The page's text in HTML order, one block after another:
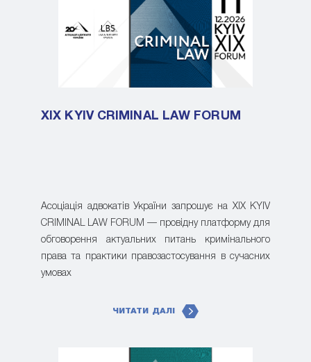
XIX KYIV CRIMINAL LAW FORUM
Асоціація адвокатів України запрошує на XIX KYIV
CRIMINAL LAW FORUM — провідну платформу для
обговорення актуальних питань кримінального
права та практики правозастосування в сучасних
умовах
ЧИТАТИ ДАЛІ